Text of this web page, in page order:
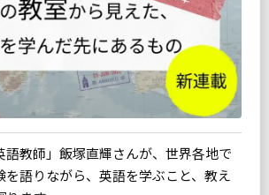
語教師」飯塚直輝さんが、世界各地で
を語りながら、英語を学ぶこと、教え